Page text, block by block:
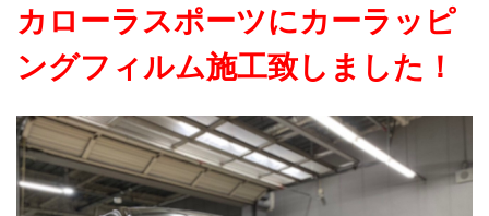
カローラスポーツにカーラッピ
ングフィルム施工致しました！